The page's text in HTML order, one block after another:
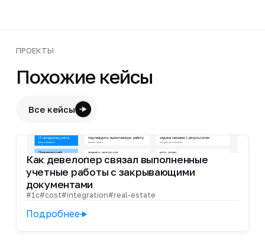
ПРОЕКТЫ
Похожие кейсы
Все кейсы
Как девелопер связал выполненные
учетные работы с закрывающими
документами
#1c#cost#integration#real-estate
Подробнее